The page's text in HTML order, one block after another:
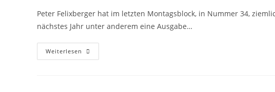
Peter Felixberger hat im letzten Montagsblock, in Nummer 34,
nächstes Jahr unter anderem eine Ausgabe…
Weiterlesen